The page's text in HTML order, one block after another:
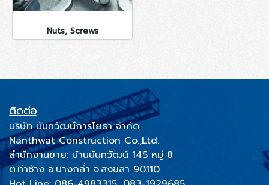
Nuts, Screws
ติดต่อ
บริษัท นันทวัฒน์การโยธา จำกัด
Nanthwat Construction Co.,Ltd.
สำนักงานขาย: บ้านนันทวัฒน์ 145 หมู่ 8
ต.ท่าช้าง อ.บางกล่ำ จ.สงขลา 90110